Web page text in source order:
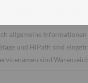
Communications
allgemeine
und HiPath sind
sind